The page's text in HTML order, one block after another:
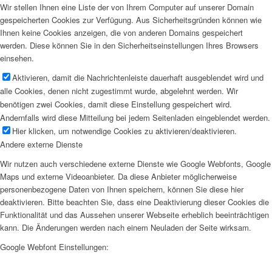
Wir stellen Ihnen eine Liste der von Ihrem Computer auf unserer Domain
gespeicherten Cookies zur Verfügung. Aus Sicherheitsgründen können wie
Ihnen keine Cookies anzeigen, die von anderen Domains gespeichert
werden. Diese können Sie in den Sicherheitseinstellungen Ihres Browsers
einsehen.
Aktivieren, damit die Nachrichtenleiste dauerhaft ausgeblendet wird und
alle Cookies, denen nicht zugestimmt wurde, abgelehnt werden. Wir
benötigen zwei Cookies, damit diese Einstellung gespeichert wird.
Andernfalls wird diese Mitteilung bei jedem Seitenladen eingeblendet werden.
Hier klicken, um notwendige Cookies zu aktivieren/deaktivieren.
Andere externe Dienste
Wir nutzen auch verschiedene externe Dienste wie Google Webfonts, Google
Maps und externe Videoanbieter. Da diese Anbieter möglicherweise
personenbezogene Daten von Ihnen speichern, können Sie diese hier
deaktivieren. Bitte beachten Sie, dass eine Deaktivierung dieser Cookies die
Funktionalität und das Aussehen unserer Webseite erheblich beeinträchtigen
kann. Die Änderungen werden nach einem Neuladen der Seite wirksam.
Google Webfont Einstellungen: